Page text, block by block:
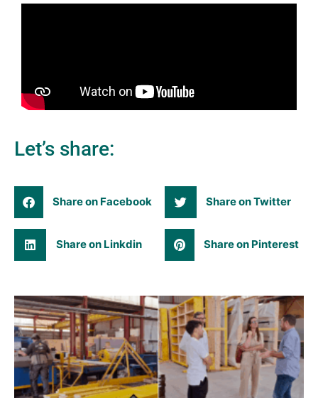
Let’s share:
Share on Facebook Share on Twitter
Share on Linkdin Share on Pinterest